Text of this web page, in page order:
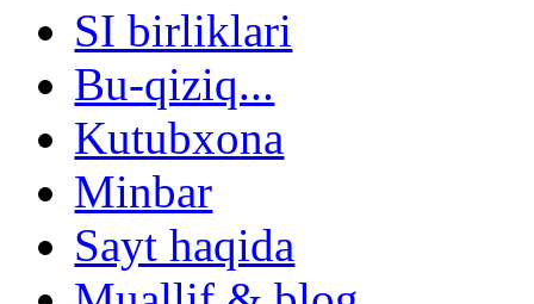
SI birliklari
Bu-qiziq...
Kutubxona
Minbar
Sayt haqida